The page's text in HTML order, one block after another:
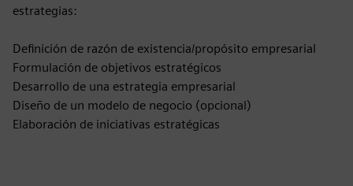
estrategias:
Definición de razón de existencia/propósito empresarial
Formulación de objetivos estratégicos
Desarrollo de una estrategia empresarial
Diseño de un modelo de negocio (opcional)
Elaboración de iniciativas estratégicas